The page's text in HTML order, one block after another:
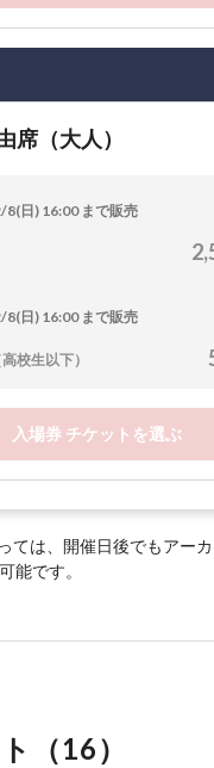
席（大人）
8(日) 16:00 まで販売
8(日) 16:00 まで販売
校生以下）
入場券 チケットを選ぶ
ては、開催日後でもアー
能です。
（16）